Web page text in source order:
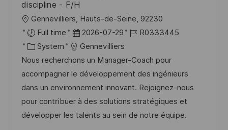
f
e
discipline - F/H
O
r
t
Gennevilliers, Hauts-de-Seine, 92230
Full time
D
a
t
u
m
d
e
2026-07-29
J
b
-
I
D
R0333445
K
a
t
e
g
o
System
Gennevilliers
Nous recherchons un Manager-Coach pour
accompagner le développement des ingénieurs
dans un environnement innovant. Rejoignez-nous
pour contribuer à des solutions stratégiques et
développer les talents au sein de notre équipe.